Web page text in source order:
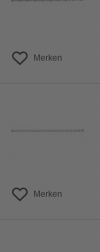
Merken
Merken